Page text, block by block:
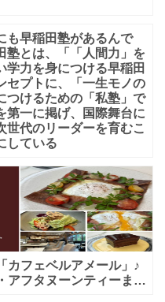
も早稲田塾があるんで
塾とは、「「人間力」を
学力を身につける早稲田
セプトに、「一生モノの
つけるための「私塾」で
第一に掲げ、国際舞台に
世代のリーダーを育むこ
している
カフェベルアメール」♪
アフタヌーンティーまで